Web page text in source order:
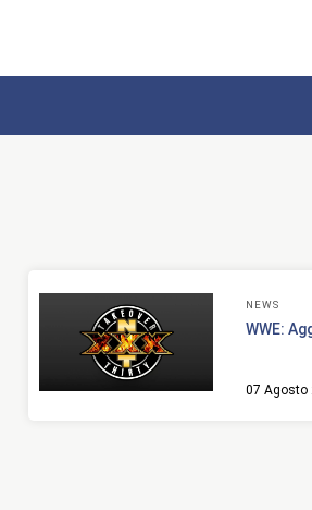
NEWS
WWE:
07 Agosto